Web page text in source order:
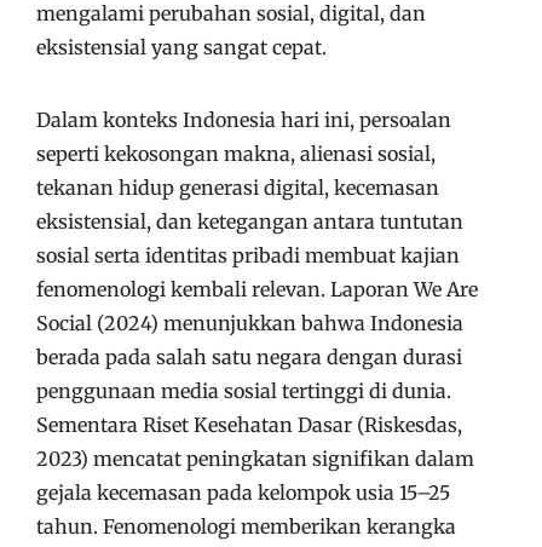
mengalami perubahan sosial, digital, dan
eksistensial yang sangat cepat.
Dalam konteks Indonesia hari ini, persoalan
seperti kekosongan makna, alienasi sosial,
tekanan hidup generasi digital, kecemasan
eksistensial, dan ketegangan antara tuntutan
sosial serta identitas pribadi membuat kajian
fenomenologi kembali relevan. Laporan We Are
Social (2024) menunjukkan bahwa Indonesia
berada pada salah satu negara dengan durasi
penggunaan media sosial tertinggi di dunia.
Sementara Riset Kesehatan Dasar (Riskesdas,
2023) mencatat peningkatan signifikan dalam
gejala kecemasan pada kelompok usia 15–25
tahun. Fenomenologi memberikan kerangka